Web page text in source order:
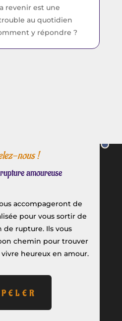
revenir est une
au quotidien
y répondre ?
nous !
amoureuse
accompageront de
pour vous sortir de
rupture. Ils vous
chemin pour trouver
heureux en amour.